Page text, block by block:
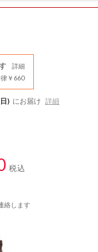
詳細
￥660
) にお届け 詳細
税込
絡します